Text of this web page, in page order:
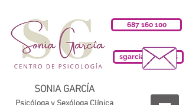
687 160 100
sgarciab@cop.es
SONIA GARCÍA